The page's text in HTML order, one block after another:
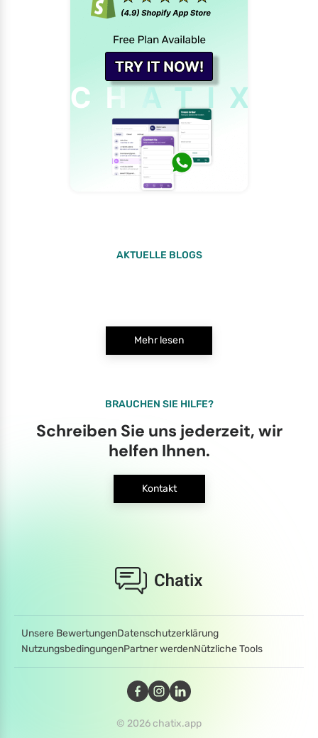
AKTUELLE BLOGS
Mehr lesen
BRAUCHEN SIE HILFE?
Schreiben Sie uns jederzeit, wir
helfen Ihnen.
Kontakt
Unsere BewertungenDatenschutzerklärung
NutzungsbedingungenPartner werdenNützliche Tools
© 2026 chatix.app